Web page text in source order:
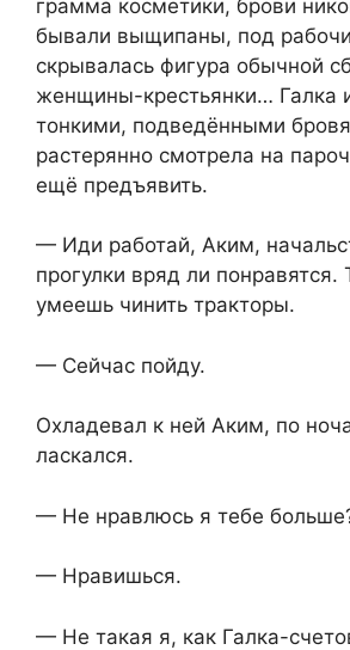
грамма косметики, брови
бывали выщипаны, под
скрывалась фигура обычной
женщины-крестьянки… Галка
тонкими, подведёнными
растерянно смотрела на
ещё предъявить.
— Иди работай, Аким,
прогулки вряд ли
умеешь чинить тракторы.
— Сейчас пойду.
Охладевал к ней Аким, по
ласкался.
— Не нравлюсь я тебе
— Нравишься.
— Не такая я, как Галка-